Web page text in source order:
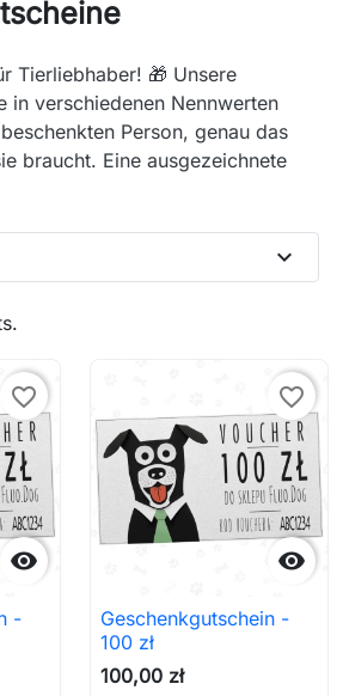
Tierliebhaber! 🎁 Unsere
in verschiedenen Nennwerten
Person, genau das
braucht. Eine ausgezeichnete
expand_more

favorite_border
-

favorite_border
Geschenkgutschein -
100 zł
100,00 zł